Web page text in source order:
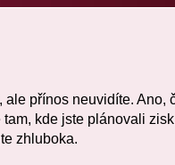
ale přínos neuvidíte. Ano,
kde jste plánovali
zhluboka.